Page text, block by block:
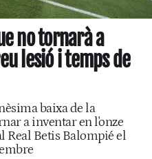
no tornarà a
lesió i temps de
baixa de la
a inventar en l'onze
Real Betis Balompié el